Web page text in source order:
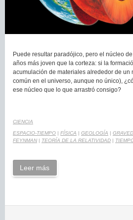
Puede resultar paradójico, pero el núcleo
años más joven que la corteza: si la
acumulación de materiales alrededor de un
común en el universo, aunque no único),
ese núcleo que lo que arrastró consigo?
CIENCIA
ESPACIO-TIEMPO | FÍSICA | GEOLOGÍA |
FEYNMAN | TEORÍA DE LA RELATIVIDAD |
Leer más